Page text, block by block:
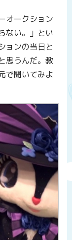
オークション
ない。」とい
ョンの当日と
思うんだ。教
で聞いてみよ